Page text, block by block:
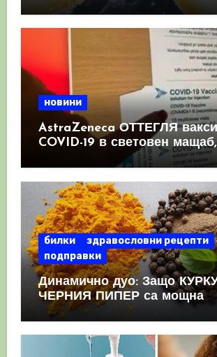
имунната система
новини
AstraZeneca ОТТЕГЛЯ
COVID-19 в световен
като призна, че те
билки
здравословни рецепти
подправки
Динамично дуо: Защо
ЧЕРНИЯ ПИПЕР са мощна
комбинация